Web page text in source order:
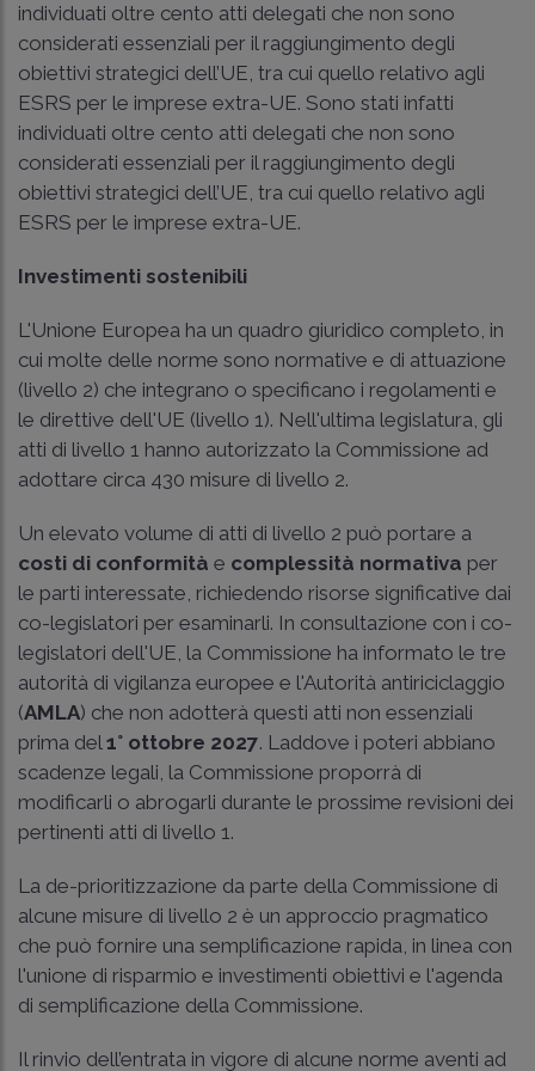
individuati oltre cento atti delegati che non sono
considerati essenziali per il raggiungimento degli
obiettivi strategici dell’UE, tra cui quello relativo agli
ESRS per le imprese extra-UE. Sono stati infatti
individuati oltre cento atti delegati che non sono
considerati essenziali per il raggiungimento degli
obiettivi strategici dell’UE, tra cui quello relativo agli
ESRS per le imprese extra-UE.
Investimenti sostenibili
L'Unione Europea ha un quadro giuridico completo, in
cui molte delle norme sono normative e di attuazione
(livello 2) che integrano o specificano i regolamenti e
le direttive dell'UE (livello 1). Nell'ultima legislatura, gli
atti di livello 1 hanno autorizzato la Commissione ad
adottare circa 430 misure di livello 2.
Un elevato volume di atti di livello 2 può portare a
costi di conformità e complessità normativa per
le parti interessate, richiedendo risorse significative dai
co-legislatori per esaminarli. In consultazione con i co-
legislatori dell'UE, la Commissione ha informato le tre
autorità di vigilanza europee e l'Autorità antiriciclaggio
(AMLA) che non adotterà questi atti non essenziali
prima del1° ottobre 2027. Laddove i poteri abbiano
scadenze legali, la Commissione proporrà di
modificarli o abrogarli durante le prossime revisioni dei
pertinenti atti di livello 1.
La de-prioritizzazione da parte della Commissione di
alcune misure di livello 2 è un approccio pragmatico
che può fornire una semplificazione rapida, in linea con
l'unione di risparmio e investimenti obiettivi e l'agenda
di semplificazione della Commissione.
Il rinvio dell’entrata in vigore di alcune norme aventi ad